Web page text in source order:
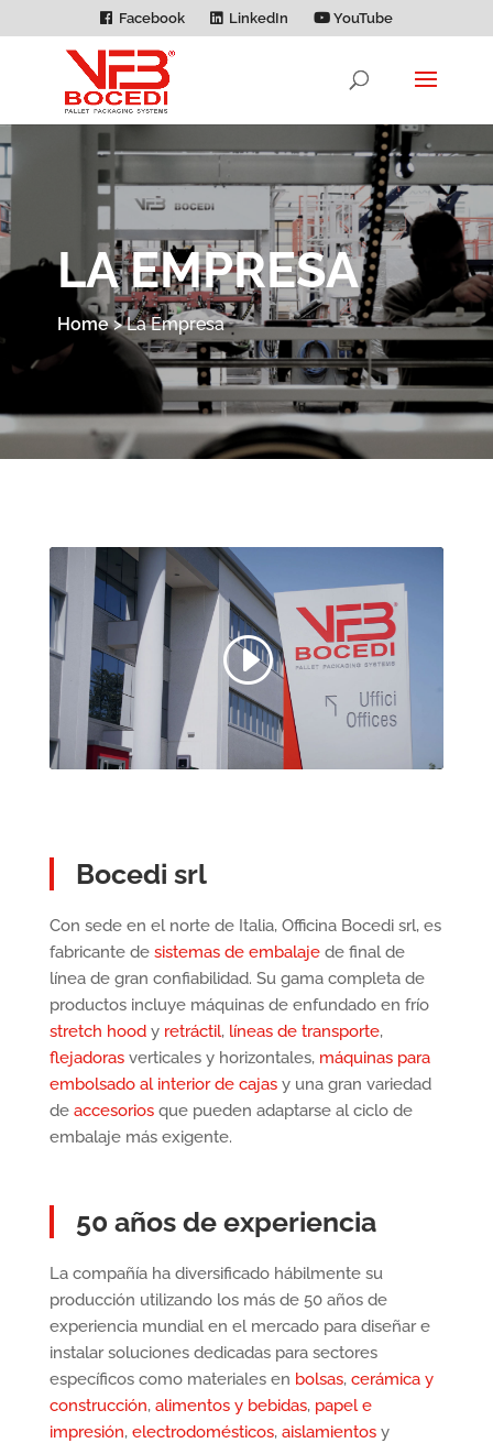
Facebook LinkedIn YouTube
LA EMPRESA
Home>La Empresa
Bocedi srl
Con sede en el norte de Italia, Officina Bocedi srl, es
fabricante de sistemas de embalajede final de
línea de gran confiabilidad. Su gama completa de
productos incluye máquinas de enfundado en frío
stretch hoody retráctil, líneas de transporte,
flejadorasverticales y horizontales, máquinas para
embolsado al interior de cajasy una gran variedad
de accesoriosque pueden adaptarse al ciclo de
embalaje más exigente.
50 años de experiencia
La compañía ha diversificado hábilmente su
producción utilizando los más de 50 años de
experiencia mundial en el mercado para diseñar e
instalar soluciones dedicadas para sectores
específicos como materiales en bolsas, cerámica y
construcción, alimentos y bebidas, papel e
impresión, electrodomésticos, aislamientosy